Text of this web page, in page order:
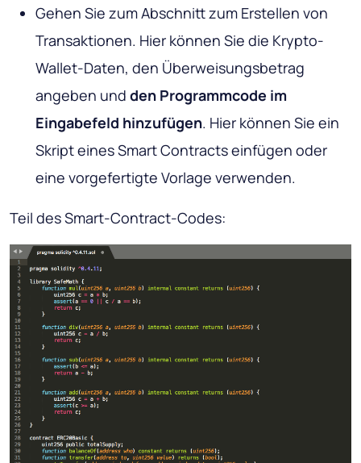
Gehen Sie zum Abschnitt zum Erstellen von
Transaktionen. Hier können Sie die Krypto-
Wallet-Daten, den Überweisungsbetrag
angeben und den Programmcode im
Eingabefeld hinzufügen. Hier können Sie ein
Skript eines Smart Contracts einfügen oder
eine vorgefertigte Vorlage verwenden.
Teil des Smart-Contract-Codes: